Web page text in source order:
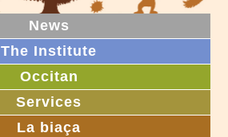
News
The Institute
Occitan
Services
La biaça